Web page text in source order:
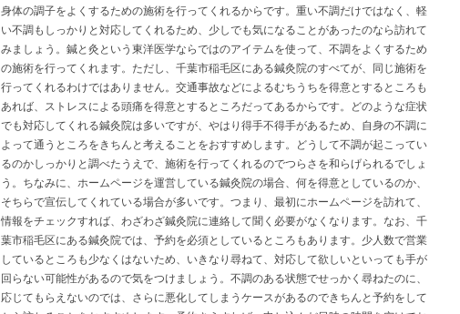
身体の調子をよくするための施術を行ってくれるからです。重い不調だけではなく、軽
い不調もしっかりと対応してくれるため、少しでも気になることがあったのなら訪れて
みましょう。鍼と灸という東洋医学ならではのアイテムを使って、不調をよくするため
の施術を行ってくれます。ただし、千葉市稲毛区にある鍼灸院のすべてが、同じ施術を
行ってくれるわけではありません。交通事故などによるむちうちを得意とするところも
あれば、ストレスによる頭痛を得意とするところだってあるからです。どのような症状
でも対応してくれる鍼灸院は多いですが、やはり得手不得手があるため、自身の不調に
よって通うところをきちんと考えることをおすすめします。どうして不調が起こってい
るのかしっかりと調べたうえで、施術を行ってくれるのでつらさを和らげられるでしょ
う。ちなみに、ホームページを運営している鍼灸院の場合、何を得意としているのか、
そちらで宣伝してくれている場合が多いです。つまり、最初にホームページを訪れて、
情報をチェックすれば、わざわざ鍼灸院に連絡して聞く必要がなくなります。なお、千
葉市稲毛区にある鍼灸院では、予約を必須としているところもあります。少人数で営業
しているところも少なくはないため、いきなり尋ねて、対応して欲しいといっても手が
回らない可能性があるので気をつけましょう。不調のある状態でせっかく尋ねたのに、
応じてもらえないのでは、さらに悪化してしまうケースがあるのできちんと予約をして